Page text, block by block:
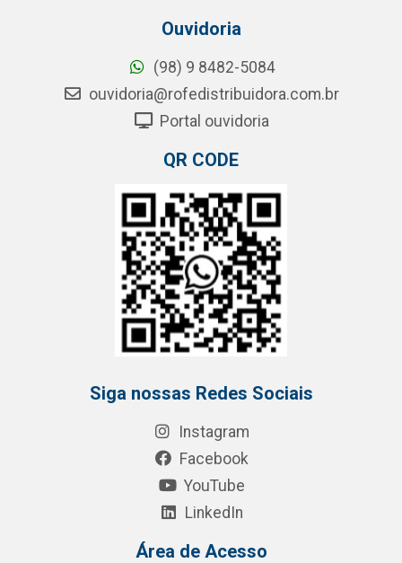
Ouvidoria
(98) 9 8482-5084
ouvidoria@rofedistribuidora.com.br
Portal ouvidoria
QR CODE
Siga nossas Redes Sociais
Instagram
Facebook
YouTube
LinkedIn
Área de Acesso